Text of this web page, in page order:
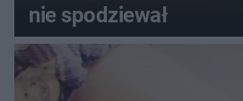
nie spodziewał